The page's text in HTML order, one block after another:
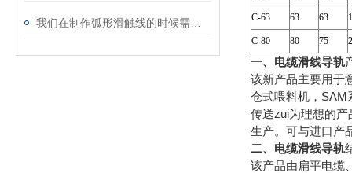
C-63 63 63
C-80 80 75
一、电缆滑线导轨
该新产品主要用于
仓式喂料机，SAM
传送zui为理想的
生产。可与进口产
二、电缆滑线导轨
该产品由扁平电缆